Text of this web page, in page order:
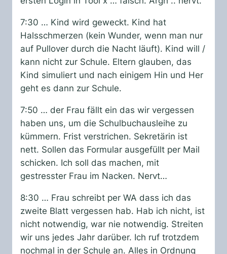
7:30 … Kind wird geweckt. Kind hat
Halsschmerzen (kein Wunder, wenn man nur
auf Pullover durch die Nacht läuft). Kind will /
kann nicht zur Schule. Eltern glauben, das
Kind simuliert und nach einigem Hin und Her
geht es dann zur Schule.
7:50 … der Frau fällt ein das wir vergessen
haben uns, um die Schulbuchausleihe zu
kümmern. Frist verstrichen. Sekretärin ist
nett. Sollen das Formular ausgefüllt per Mail
schicken. Ich soll das machen, mit
gestresster Frau im Nacken. Nervt…
8:30 … Frau schreibt per WA dass ich das
zweite Blatt vergessen hab. Hab ich nicht, ist
nicht notwendig, war nie notwendig. Streiten
wir uns jedes Jahr darüber. Ich ruf trotzdem
nochmal in der Schule an. Alles in Ordnung